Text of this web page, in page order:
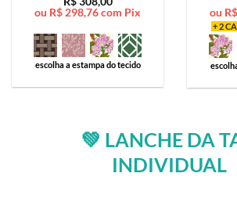
de 5
ou R$298,76com Pix
escolha a estampa do tecido
ou R$
+ 2
💚 LANCHE DA
INDIVIDUAL